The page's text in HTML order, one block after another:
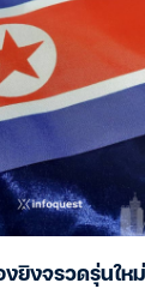
ยิงจรวดรุ่นให